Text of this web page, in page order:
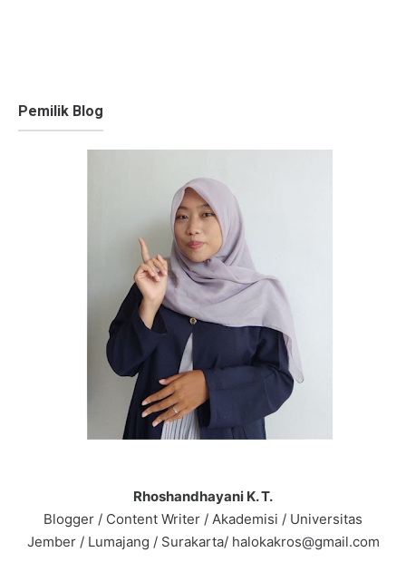
Pemilik Blog
Rhoshandhayani K. T.
Blogger / Content Writer / Akademisi / Universitas
Jember / Lumajang / Surakarta/ halokakros@gmail.com